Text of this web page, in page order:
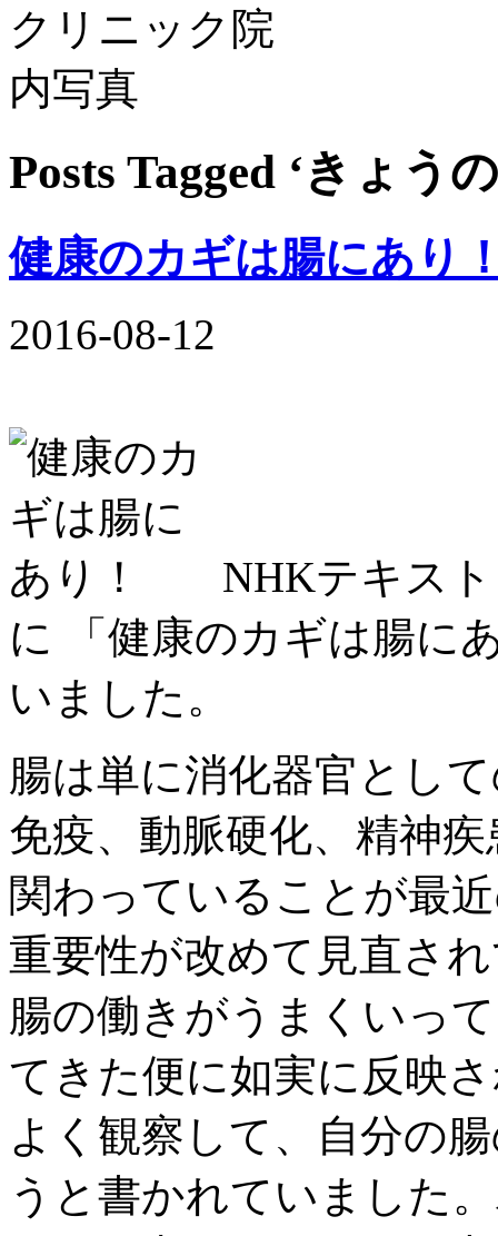
Posts Tagged ‘きょう
健康のカギは腸にあり
2016-08-12
NHKテキス
に 「健康のカギは腸に
いました。
腸は単に消化器官とし
免疫、動脈硬化、精神
関わっていることが最
重要性が改めて見直さ
腸の働きがうまくいっ
てきた便に如実に反映
よく観察して、自分の
うと書かれていました